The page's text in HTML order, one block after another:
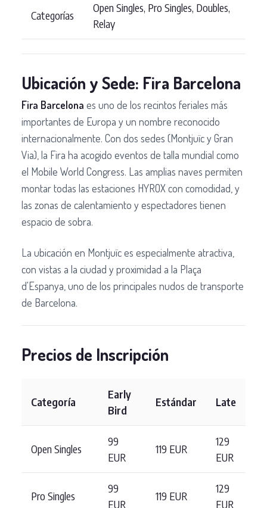
Categorías
Open Singles, Pro Singles, Doubles,
Relay
Ubicación y Sede: Fira Barcelona
Fira Barcelona es uno de los recintos feriales más
importantes de Europa y un nombre reconocido
internacionalmente. Con dos sedes (Montjuïc y Gran
Via), la Fira ha acogido eventos de talla mundial como
el Mobile World Congress. Las amplias naves permiten
montar todas las estaciones HYROX con comodidad, y
las zonas de calentamiento y espectadores tienen
espacio de sobra.
La ubicación en Montjuïc es especialmente atractiva,
con vistas a la ciudad y proximidad a la Plaça
d'Espanya, uno de los principales nudos de transporte
de Barcelona.
Precios de Inscripción
Categoría
Early
Bird
Estándar Late
Open Singles
99
EUR
119 EUR
129
EUR
Pro Singles
99
EUR
119 EUR
129
EUR